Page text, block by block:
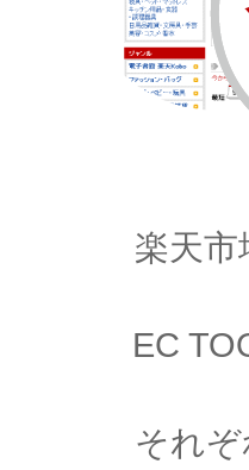
楽天
EC
それ